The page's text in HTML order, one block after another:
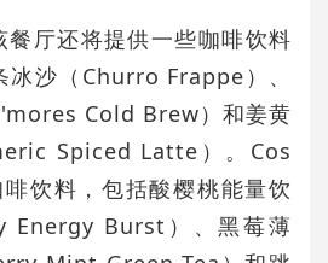
餐厅还将提供一些咖啡饮料
冰沙（Churro Frappe）、
Cold Brew）和姜黄
Spiced Latte）。Cos
饮料，包括酸樱桃能量饮
Energy Burst）、黑莓薄